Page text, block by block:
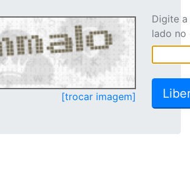
[trocar imagem]
Digite
lado no